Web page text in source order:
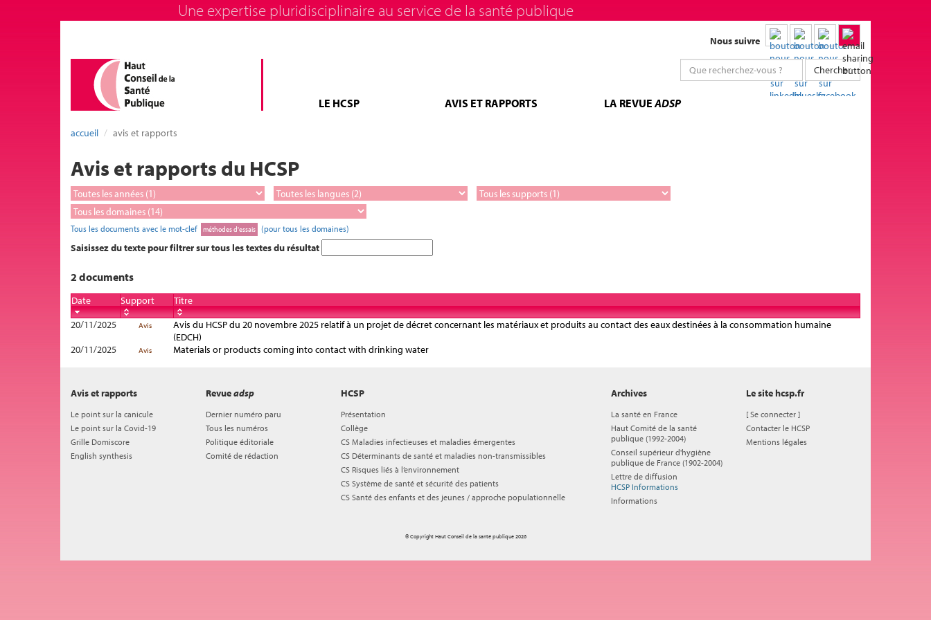
Une expertise pluridisciplinaire au service de la santé publique
Nous suivre
Chercher
LE HCSP AVIS ET RAPPORTS LA REVUEADSP
accueil avis et rapports
Avis et rapports du HCSP
Tous les documents avec le mot-clef méthodes d'essais (pour tous les domaines)
Saisissez du texte pour filtrer sur tous les textes du résultat
2 documents
Date Support
Titre
20/11/2025
Avis
Avis du HCSP du 20 novembre 2025 relatif à un projet de décret concernant les matériaux et produits au contact des eaux destinées à la consommation humaine
(EDCH)
20/11/2025
Avis Materials or products coming into contact with drinking water
HCSP
Présentation
Collège
CS Maladies infectieuses et maladies émergentes
CS Déterminants de santé et maladies non-transmissibles
CS Risques liés à l’environnement
CS Système de santé et sécurité des patients
CS Santé des enfants et des jeunes / approche populationnelle
Avis et rapports
Le point sur la canicule
Le point sur la Covid-19
Grille Domiscore
English synthesis
Revueadsp
Dernier numéro paru
Tous les numéros
Politique éditoriale
Comité de rédaction
Archives
La santé en France
Haut Comité de la santé
publique (1992-2004)
Conseil supérieur d'hygiène
publique de France (1902-2004)
Lettre de diffusion
HCSP Informations
Informations
Le site hcsp.fr
[Se connecter ]
Contacter le HCSP
Mentions légales
© Copyright Haut Conseil de la santé publique 2026